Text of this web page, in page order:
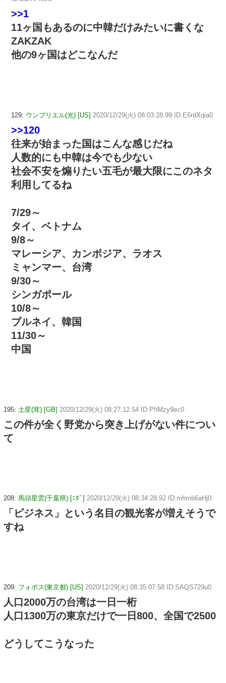
>>1
11ヶ国もあるのに中韓だけみたいに書くな
ZAKZAK
他の9ヶ国はどこなんだ
129: ウンブリエル(光) [US] 2020/12/29(火) 08:03:28.99 ID:E6rdXqia0
>>120
往来が始まった国はこんな感じだね
人数的にも中韓は今でも少ない
社会不安を煽りたい五毛が最大限にこのネタ
利用してるね
7/29～
タイ、ベトナム
9/8～
マレーシア、カンボジア、ラオス
ミャンマー、台湾
9/30～
シンガポール
10/8～
ブルネイ、韓国
11/30～
中国
195: 土星(茸) [GB] 2020/12/29(火) 08:27:12.54 ID:PhMzy9ec0
この件が全く野党から突き上げがない件につい
て
208: 馬頭星雲(千葉県) [ﾆﾀﾞ] 2020/12/29(火) 08:34:28.92 ID:mhmb6aHj0
「ビジネス」という名目の観光客が増えそうで
すね
209: フォボス(東京都) [US] 2020/12/29(火) 08:35:07.58 ID:SAQS729u0
人口2000万の台湾は一日一桁
人口1300万の東京だけで一日800、全国で2500
どうしてこうなった